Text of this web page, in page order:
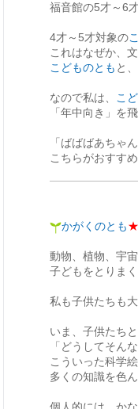
福音館の5才～6
4才～5才対象の
これはなぜか、
こどものとも と
なので私は、 こ
「年中向き」を
「ばばばあちゃ
こちらがおすすめ
かがくのとも★
動物、植物、宇
子どもをとりま
私も子供たちも
いま、子供たち
「どうしてそん
こういった科学
多くの知識を色